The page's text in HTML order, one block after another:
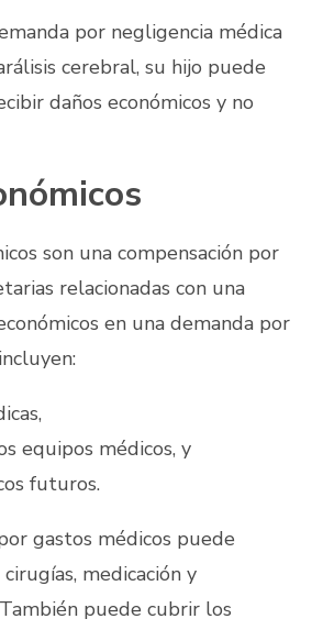
por negligencia médica
cerebral, su hijo puede
daños económicos y no
son una compensación por
relacionadas con una
en una demanda por
equipos médicos, y
futuros.
gastos médicos puede
medicación y
puede cubrir los